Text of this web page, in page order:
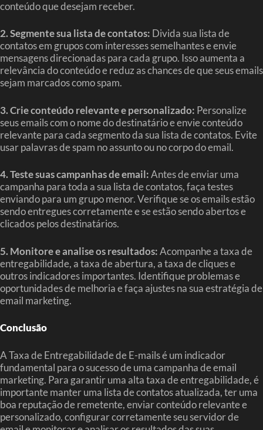
conteúdo que desejam receber.
2. Segmente sua lista de contatos: Divida sua lista de
contatos em grupos com interesses semelhantes e envie
mensagens direcionadas para cada grupo. Isso aumenta a
relevância do conteúdo e reduz as chances de que seus emails
sejam marcados como spam.
3. Crie conteúdo relevante e personalizado: Personalize
seus emails com o nome do destinatário e envie conteúdo
relevante para cada segmento da sua lista de contatos. Evite
usar palavras de spam no assunto ou no corpo do email.
4. Teste suas campanhas de email:Antes de enviar uma
campanha para toda a sua lista de contatos, faça testes
enviando para um grupo menor. Verifique se os emails estão
sendo entregues corretamente e se estão sendo abertos e
clicados pelos destinatários.
5. Monitore e analise os resultados:Acompanhe a taxa de
entregabilidade, a taxa de abertura, a taxa de cliques e
outros indicadores importantes. Identifique problemas e
oportunidades de melhoria e faça ajustes na sua estratégia de
email marketing.
Conclusão
A Taxa de Entregabilidade de E-mails é um indicador
fundamental para o sucesso de uma campanha de email
marketing. Para garantir uma alta taxa de entregabilidade, é
importante manter uma lista de contatos atualizada, ter uma
boa reputação de remetente, enviar conteúdo relevante e
personalizado, configurar corretamente seu servidor de